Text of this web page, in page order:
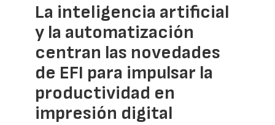
La inteligencia artificial
y la automatización
centran las novedades
de EFI para impulsar la
productividad en
impresión digital